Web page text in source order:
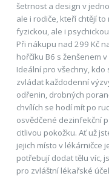
šetrnost a design v
ale i rodiče, kteří chtějí
fyzickou, ale i
Při nákupu nad 299 Kč
hořčíku B6 s ženšenem v
Ideální pro všechny, kdo
zvládat každodenní
odřenin, drobných
chvílích se hodí mít po
osvědčené dezinfekční
citlivou pokožku. Ať už
jejich místo v lékárničce
potřebují dodat tělu víc,
pro zvláštní lékařské